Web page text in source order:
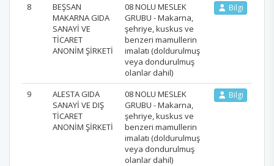
8
BEŞSAN
MAKARNA GIDA
SANAYİ VE
TİCARET
ANONİM ŞİRKETİ
08 NOLU MESLEK
GRUBU - Makarna,
şehriye, kuskus ve
benzeri mamullerin
imalatı (doldurulmuş
veya dondurulmuş
olanlar dahil)
Bilgi
9
ALESTA GIDA
SANAYİ VE DIŞ
TİCARET
ANONİM ŞİRKETİ
08 NOLU MESLEK
GRUBU - Makarna,
şehriye, kuskus ve
benzeri mamullerin
imalatı (doldurulmuş
veya dondurulmuş
olanlar dahil)
Bilgi